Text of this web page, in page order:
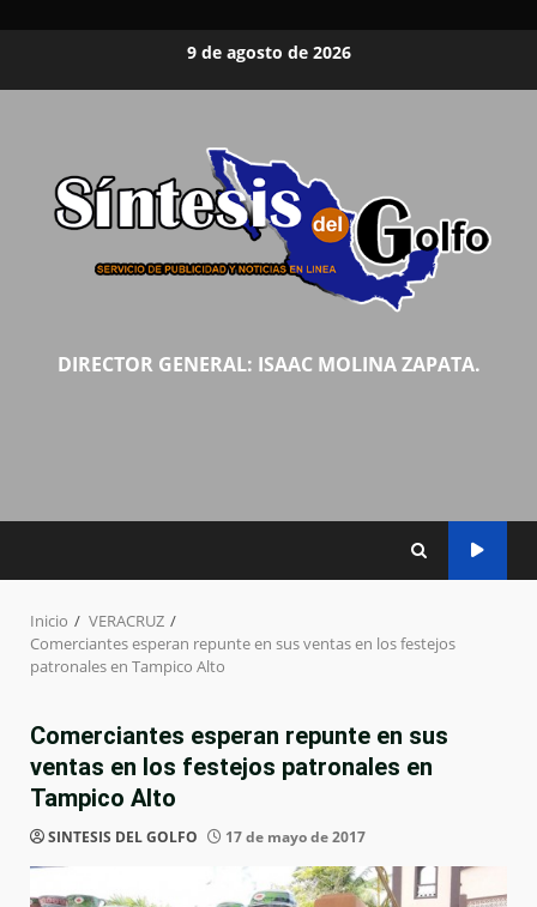
9 de agosto de 2026
DIRECTOR GENERAL: ISAAC MOLINA ZAPATA.
Inicio
VERACRUZ
Comerciantes esperan repunte en sus ventas en los festejos
patronales en Tampico Alto
Comerciantes esperan repunte en sus
ventas en los festejos patronales en
Tampico Alto
SINTESIS DEL GOLFO 17 de mayo de 2017